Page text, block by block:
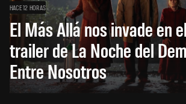
HACE 12 HORAS
El Más Allá nos invade en
trailer de La Noche del
Entre Nosotros